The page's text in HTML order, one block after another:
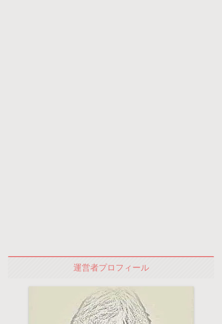
運営者プロフィール